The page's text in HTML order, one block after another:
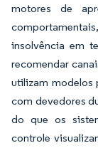
motores de
insolvência em
recomendar
utilizam modelos
com devedores
do que os
controle